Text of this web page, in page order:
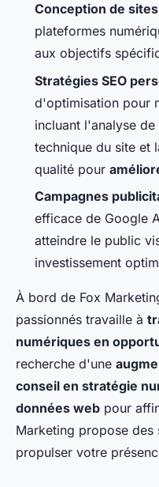
Conception de
plateformes
aux objectifs
Stratégies SEO
d'optimisation pour
incluant l'analyse
technique du site et
qualité pour
Campagnes
efficace de Google
atteindre le public
investissement
À bord de Fox
passionnés travaille à
numériques en
recherche d'une
conseil en stratégie
données web pour
Marketing propose des
propulser votre